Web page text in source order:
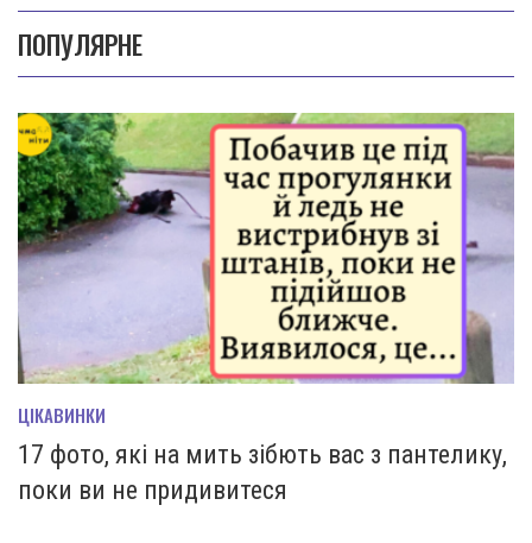
ПОПУЛЯРНЕ
ЦІКАВИНКИ
17 фото, які на мить зiбють вас з пантелику,
поки ви не придивитеся